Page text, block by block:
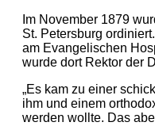
Im November 1879
St. Petersburg
am Evangelischen
wurde dort Rektor der
„Es kam zu einer
ihm und einem
werden wollte. Das